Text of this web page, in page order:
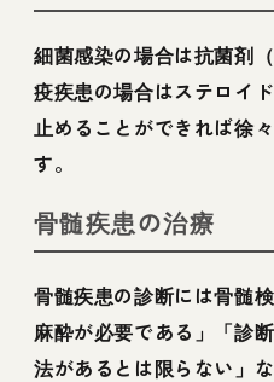
細菌感染の場合は抗菌剤
疫疾患の場合はステロイ
止めることができれば徐
す。
骨髄疾患の治療
骨髄疾患の診断には骨髄
麻酔が必要である」「診
法があるとは限らない」